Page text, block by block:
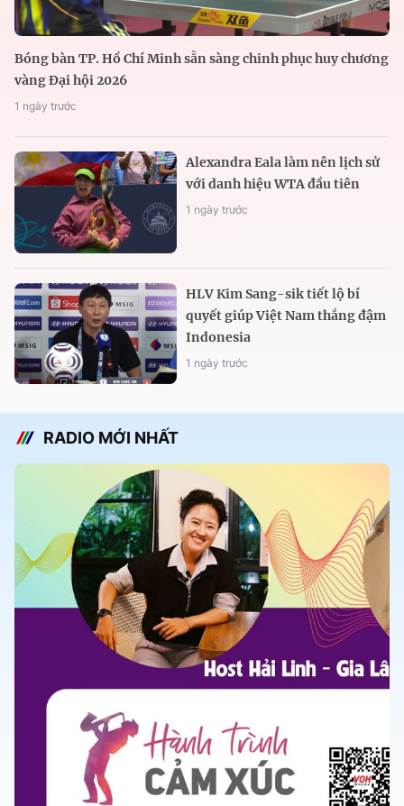
Bóng bàn TP. Hồ Chí Minh sẵn sàng chinh phục huy chương
vàng Đại hội 2026
1 ngày trước
Alexandra Eala làm nên lịch sử
với danh hiệu WTA đầu tiên
1 ngày trước
HLV Kim Sang-sik tiết lộ bí
quyết giúp Việt Nam thắng đậm
Indonesia
1 ngày trước
RADIO MỚI NHẤT